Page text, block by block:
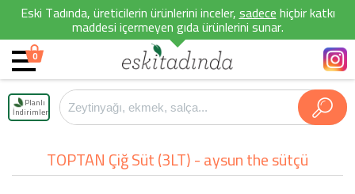
Eski Tadında, üreticilerin ürünlerini inceler,sadecehiçbir katkı
maddesi içermeyen gıda ürünlerini sunar.
0
Planlı
İndirimler
TOPTAN Çiğ Süt (3LT) - aysun the sütçü